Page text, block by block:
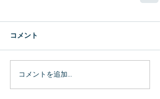
コメント
コメントを追加…